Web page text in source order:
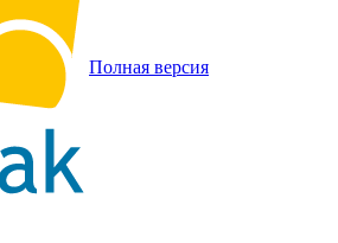
Полная версия